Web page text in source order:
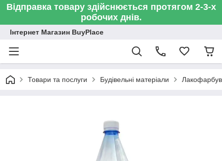
Відправка товару здійснюється протягом 2-3-х
робочих днів.
Інтернет Магазин BuyPlace
Товари та послуги Будівельні матеріали